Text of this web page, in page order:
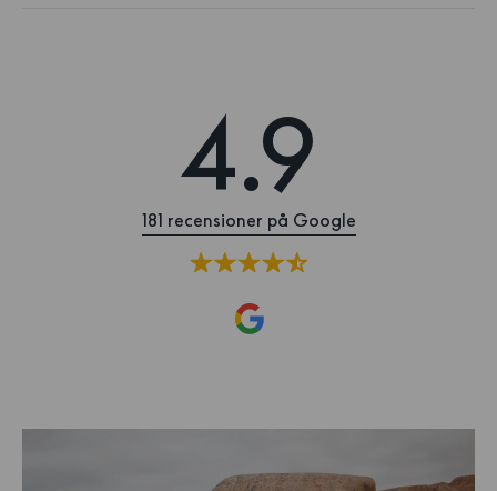
4.9
181 recensioner på Google